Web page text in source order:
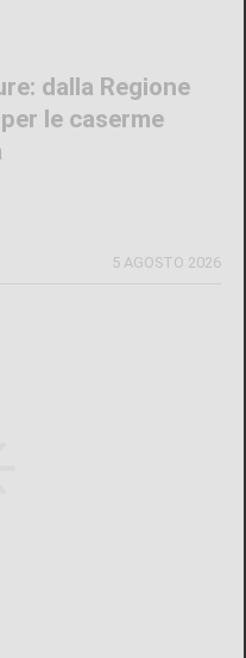
dalla Regione
le caserme
5 AGOSTO 2026